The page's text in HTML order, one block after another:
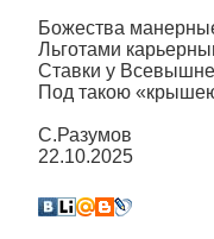
Божества
Льготами
Ставки у
Под такою
С.Разумов
22.10.2025